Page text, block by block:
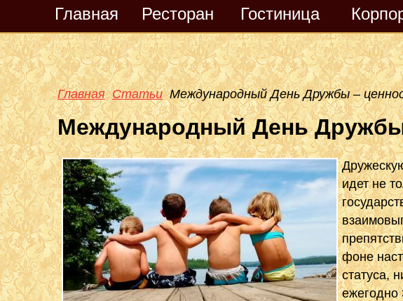
Главная Ресторан Гостиница
Главная Статьи Международный День Дружбы –
Международный День
идет не
фоне
статуса,